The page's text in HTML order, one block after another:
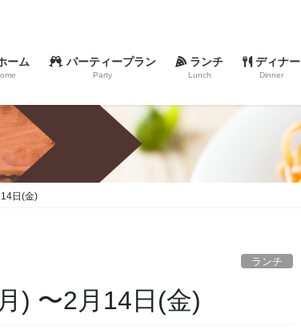
ーム パーティープラン
Party
ランチ
Lunch
ディナー
Dinner
日(金)
ランチ
) 〜2月14日(金)